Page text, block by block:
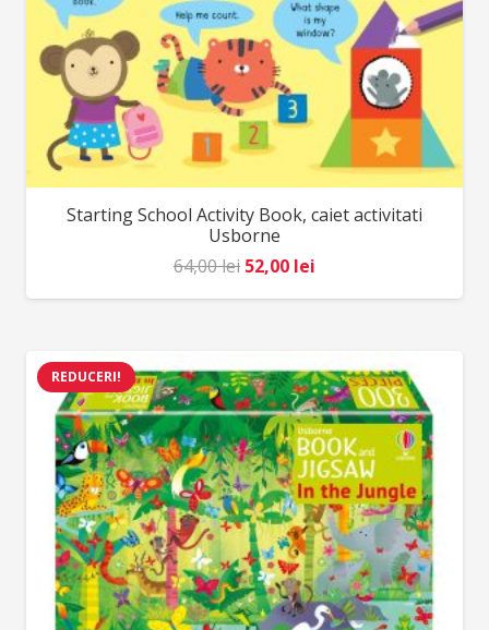
Starting School Activity Book, caiet activitati
Usborne
64,00lei Prețul
inițial
64,00 lei.
52,00 lei
curent
REDUCERI!